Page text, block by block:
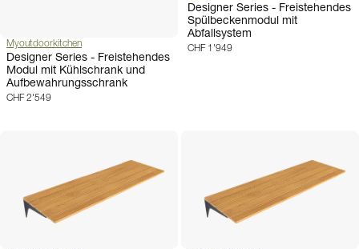
Myoutdoorkitchen
Designer Series - Freistehendes
Modul mit Kühlschrank und
Aufbewahrungsschrank
CHF 2'549
Designer Series - Freistehendes
Spülbeckenmodul mit
Abfallsystem
CHF 1'949